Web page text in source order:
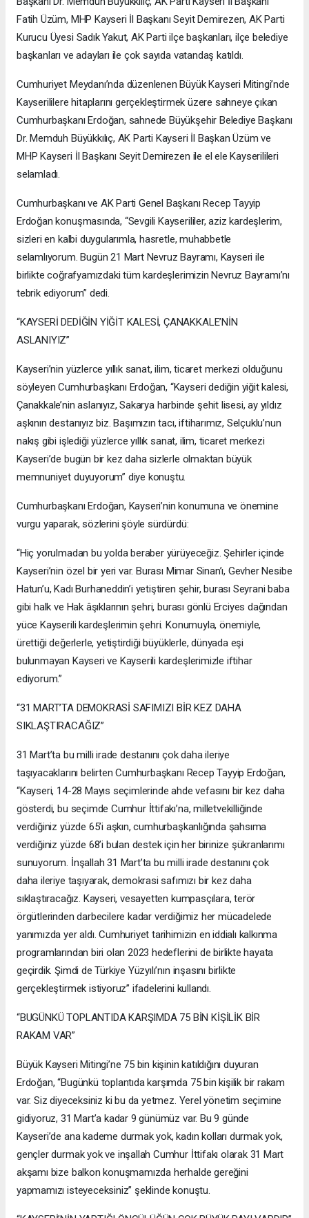
Fatih Üzüm, MHP Kayseri İl Başkanı Seyit Demirezen, AK Parti
Kurucu Üyesi Sadık Yakut, AK Parti ilçe başkanları, ilçe belediye
başkanları ve adayları ile çok sayıda vatandaş katıldı.
Cumhuriyet Meydanı’nda düzenlenen Büyük Kayseri Mitingi’nde
Kayserililere hitaplarını gerçekleştirmek üzere sahneye çıkan
Cumhurbaşkanı Erdoğan, sahnede Büyükşehir Belediye Başkanı
Dr. Memduh Büyükkılıç, AK Parti Kayseri İl Başkan Üzüm ve
MHP Kayseri İl Başkanı Seyit Demirezen ile el ele Kayserilileri
selamladı.
Cumhurbaşkanı ve AK Parti Genel Başkanı Recep Tayyip
Erdoğan konuşmasında, “Sevgili Kayserililer, aziz kardeşlerim,
sizleri en kalbi duygularımla, hasretle, muhabbetle
selamlıyorum. Bugün 21 Mart Nevruz Bayramı, Kayseri ile
birlikte coğrafyamızdaki tüm kardeşlerimizin Nevruz Bayramı’nı
tebrik ediyorum” dedi.
“KAYSERİ DEDİĞİN YİĞİT KALESİ, ÇANAKKALE’NİN
ASLANIYIZ”
Kayseri’nin yüzlerce yıllık sanat, ilim, ticaret merkezi olduğunu
söyleyen Cumhurbaşkanı Erdoğan, “Kayseri dediğin yiğit kalesi,
Çanakkale’nin aslanıyız, Sakarya harbinde şehit lisesi, ay yıldız
aşkının destanıyız biz. Başımızın tacı, iftiharımız, Selçuklu’nun
nakış gibi işlediği yüzlerce yıllık sanat, ilim, ticaret merkezi
Kayseri’de bugün bir kez daha sizlerle olmaktan büyük
memnuniyet duyuyorum” diye konuştu.
Cumhurbaşkanı Erdoğan, Kayseri’nin konumuna ve önemine
vurgu yaparak, sözlerini şöyle sürdürdü:
“Hiç yorulmadan bu yolda beraber yürüyeceğiz. Şehirler içinde
Kayseri’nin özel bir yeri var. Burası Mimar Sinan’ı, Gevher Nesibe
Hatun’u, Kadı Burhaneddin’i yetiştiren şehir, burası Seyrani baba
gibi halk ve Hak âşıklarının şehri, burası gönlü Erciyes dağından
yüce Kayserili kardeşlerimin şehri. Konumuyla, önemiyle,
ürettiği değerlerle, yetiştirdiği büyüklerle, dünyada eşi
bulunmayan Kayseri ve Kayserili kardeşlerimizle iftihar
ediyorum.”
“31 MART’TA DEMOKRASİ SAFIMIZI BİR KEZ DAHA
SIKLAŞTIRACAĞIZ”
31 Mart’ta bu milli irade destanını çok daha ileriye
taşıyacaklarını belirten Cumhurbaşkanı Recep Tayyip Erdoğan,
“Kayseri, 14-28 Mayıs seçimlerinde ahde vefasını bir kez daha
gösterdi, bu seçimde Cumhur İttifakı’na, milletvekilliğinde
verdiğiniz yüzde 65’i aşkın, cumhurbaşkanlığında şahsıma
verdiğiniz yüzde 68’i bulan destek için her birinize şükranlarımı
sunuyorum. İnşallah 31 Mart’ta bu milli irade destanını çok
daha ileriye taşıyarak, demokrasi safımızı bir kez daha
sıklaştıracağız. Kayseri, vesayetten kumpasçılara, terör
örgütlerinden darbecilere kadar verdiğimiz her mücadelede
yanımızda yer aldı. Cumhuriyet tarihimizin en iddialı kalkınma
programlarından biri olan 2023 hedeflerini de birlikte hayata
geçirdik. Şimdi de Türkiye Yüzyılı’nın inşasını birlikte
gerçekleştirmek istiyoruz” ifadelerini kullandı.
“BUGÜNKÜ TOPLANTIDA KARŞIMDA 75 BİN KİŞİLİK BİR
RAKAM VAR”
Büyük Kayseri Mitingi’ne 75 bin kişinin katıldığını duyuran
Erdoğan, “Bugünkü toplantıda karşımda 75 bin kişilik bir rakam
var. Siz diyeceksiniz ki bu da yetmez. Yerel yönetim seçimine
gidiyoruz, 31 Mart’a kadar 9 günümüz var. Bu 9 günde
Kayseri’de ana kademe durmak yok, kadın kolları durmak yok,
gençler durmak yok ve inşallah Cumhur İttifakı olarak 31 Mart
akşamı bize balkon konuşmamızda herhalde gereğini
yapmamızı isteyeceksiniz” şeklinde konuştu.